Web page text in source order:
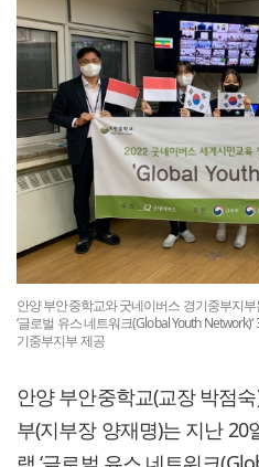
안양 부안중학교와 굿네이버스 경기중부지
‘글로벌 유스 네트워크(Global Youth
기중부지부 제공
안양 부안중학교(교장 박점
부(지부장 양재명)는 지난